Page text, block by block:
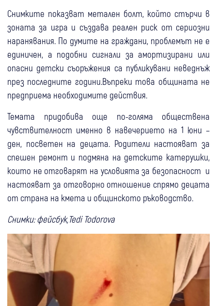
Снимките показват метален болт, който стърчи в
зоната за игра и създава реален риск от сериозни
наранявания. По думите на граждани, проблемът не е
единичен, а подобни сигнали за амортизирани или
опасни детски съоръжения са публикувани неведнъж
през последните години.Въпреки това общината не
предприема необходимите действия.
Темата придобива още по-голяма обществена
чувствителност именно в навечерието на 1 юни –
ден, посветен на децата. Родители настояват за
спешен ремонт и подмяна на детските катерушки,
които не отговарят на условията за безопасност и
настояват за отговорно отношение спрямо децата
от страна на кмета и общинското ръководство.
Снимки: фейсбук,Tedi Todorova